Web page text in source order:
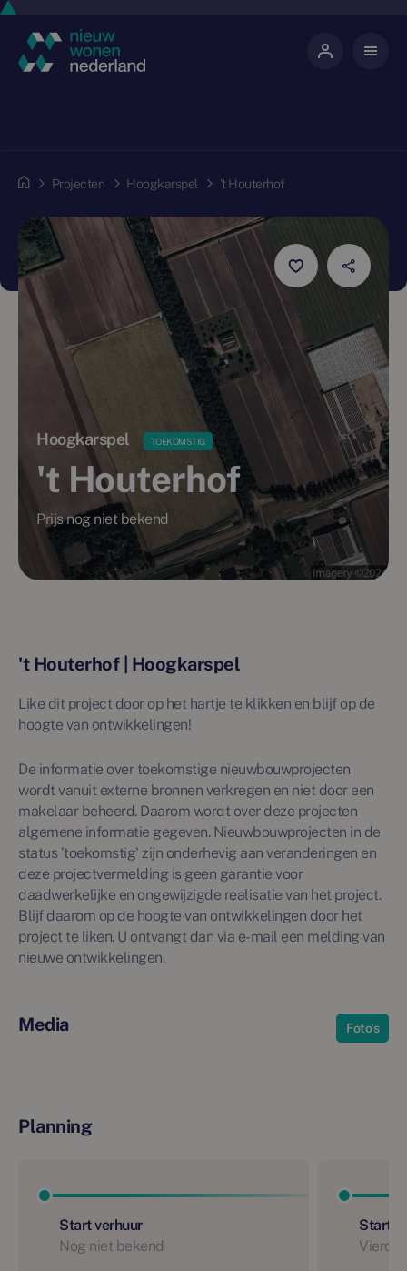
Projecten Hoogkarspel 't Houterhof
Hoogkarspel TOEKOMSTIG
't Houterhof
Prijs nog niet bekend
't Houterhof | Hoogkarspel
Like dit project door op het hartje te klikken en blijf op de
hoogte van ontwikkelingen!
De informatie over toekomstige nieuwbouwprojecten
wordt vanuit externe bronnen verkregen en niet door een
makelaar beheerd. Daarom wordt over deze projecten
algemene informatie gegeven. Nieuwbouwprojecten in de
status 'toekomstig' zijn onderhevig aan veranderingen en
deze projectvermelding is geen garantie voor
daadwerkelijke en ongewijzigde realisatie van het project.
Blijf daarom op de hoogte van ontwikkelingen door het
project te liken. U ontvangt dan via e-mail een melding van
nieuwe ontwikkelingen.
Media Foto's
Planning
Start verhuur
Nog niet bekend
Start
Vierde